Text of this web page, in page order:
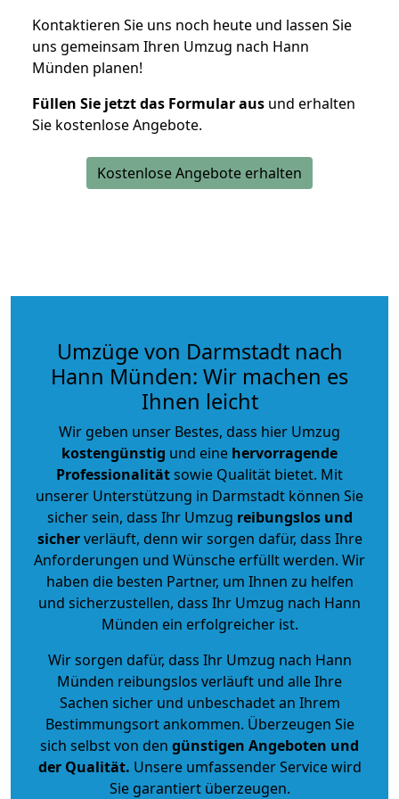
Kontaktieren Sie uns noch heute und lassen Sie
uns gemeinsam Ihren Umzug nach Hann
Münden planen!
Füllen Sie jetzt das Formular aus und erhalten
Sie kostenlose Angebote.
Kostenlose Angebote erhalten
Umzüge von Darmstadt nach
Hann Münden: Wir machen es
Ihnen leicht
Wir geben unser Bestes, dass hier Umzug
kostengünstig und eine hervorragende
Professionalitätsowie Qualität bietet. Mit
unserer Unterstützung in Darmstadt können Sie
sicher sein, dass Ihr Umzug reibungslos und
sicherverläuft, denn wir sorgen dafür, dass Ihre
Anforderungen und Wünsche erfüllt werden. Wir
haben die besten Partner, um Ihnen zu helfen
und sicherzustellen, dass Ihr Umzug nach Hann
Münden ein erfolgreicher ist.
Wir sorgen dafür, dass Ihr Umzug nach Hann
Münden reibungslos verläuft und alle Ihre
Sachen sicher und unbeschadet an Ihrem
Bestimmungsort ankommen. Überzeugen Sie
sich selbst von den günstigen Angeboten und
der Qualität. Unsere umfassender Service wird
Sie garantiert überzeugen.